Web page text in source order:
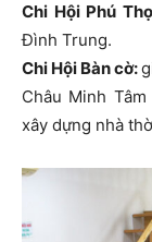
Chi Hội Phú
Đình Trung.
Chi Hội Bàn cờ:
Châu Minh
xây dựng nhà